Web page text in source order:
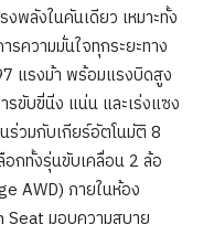
พลังในคันเดียว เหมาะทั้ง
ความมั่นใจทุกระยะทาง
แรงม้า พร้อมแรงบิดสูง
ขับขี่นิ่ง แน่น และเร่งแซง
ร่วมกับเกียร์อัตโนมัติ 8
อกทั้งรุ่นขับเคลื่อน 2 ล้อ
AWD) ภายในห้อง
Seat มอบความสบาย